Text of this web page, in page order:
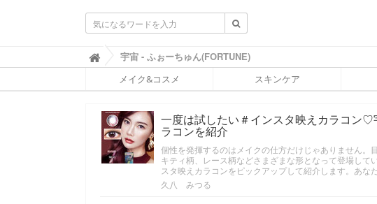
ふ
ぉ
ち
ん
F
O
宇宙 - ふぉーちゅん(FORTUNE)
メイク&コスメ スキンケア
一度は試したい＃インスタ映えカラコン
ラコンを紹介
個性を発揮するのはメイクの仕方だけじゃありません。
キティ柄、レース柄などさまざまな形となって登場し
スタ映えカラコンをピックアップして紹介します。あ
久八 みつる